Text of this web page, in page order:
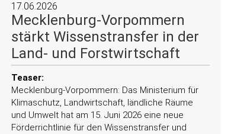
17.06.2026
Mecklenburg-Vorpommern
stärkt Wissenstransfer in der
Land- und Forstwirtschaft
Teaser:
Mecklenburg-Vorpommern: Das Ministerium für
Klimaschutz, Landwirtschaft, ländliche Räume
und Umwelt hat am 15. Juni 2026 eine neue
Förderrichtlinie für den Wissenstransfer und